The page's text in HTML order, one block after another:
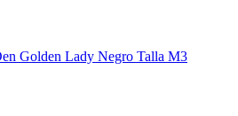
Golden Lady Negro Talla M3